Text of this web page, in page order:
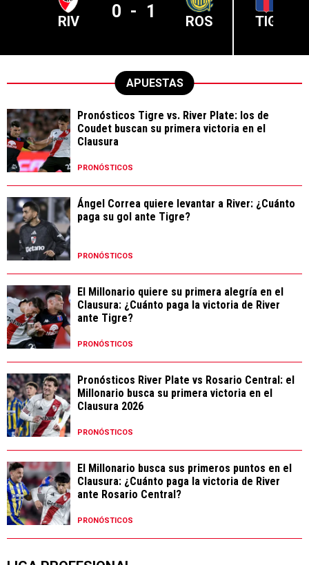
RIV 0 - 1 ROS TIG
APUESTAS
Pronósticos Tigre vs. River Plate: los de
Coudet buscan su primera victoria en el
Clausura
PRONÓSTICOS
Ángel Correa quiere levantar a River: ¿Cuánto
paga su gol ante Tigre?
PRONÓSTICOS
El Millonario quiere su primera alegría en el
Clausura: ¿Cuánto paga la victoria de River
ante Tigre?
PRONÓSTICOS
Pronósticos River Plate vs Rosario Central: el
Millonario busca su primera victoria en el
Clausura 2026
PRONÓSTICOS
El Millonario busca sus primeros puntos en el
Clausura: ¿Cuánto paga la victoria de River
ante Rosario Central?
PRONÓSTICOS